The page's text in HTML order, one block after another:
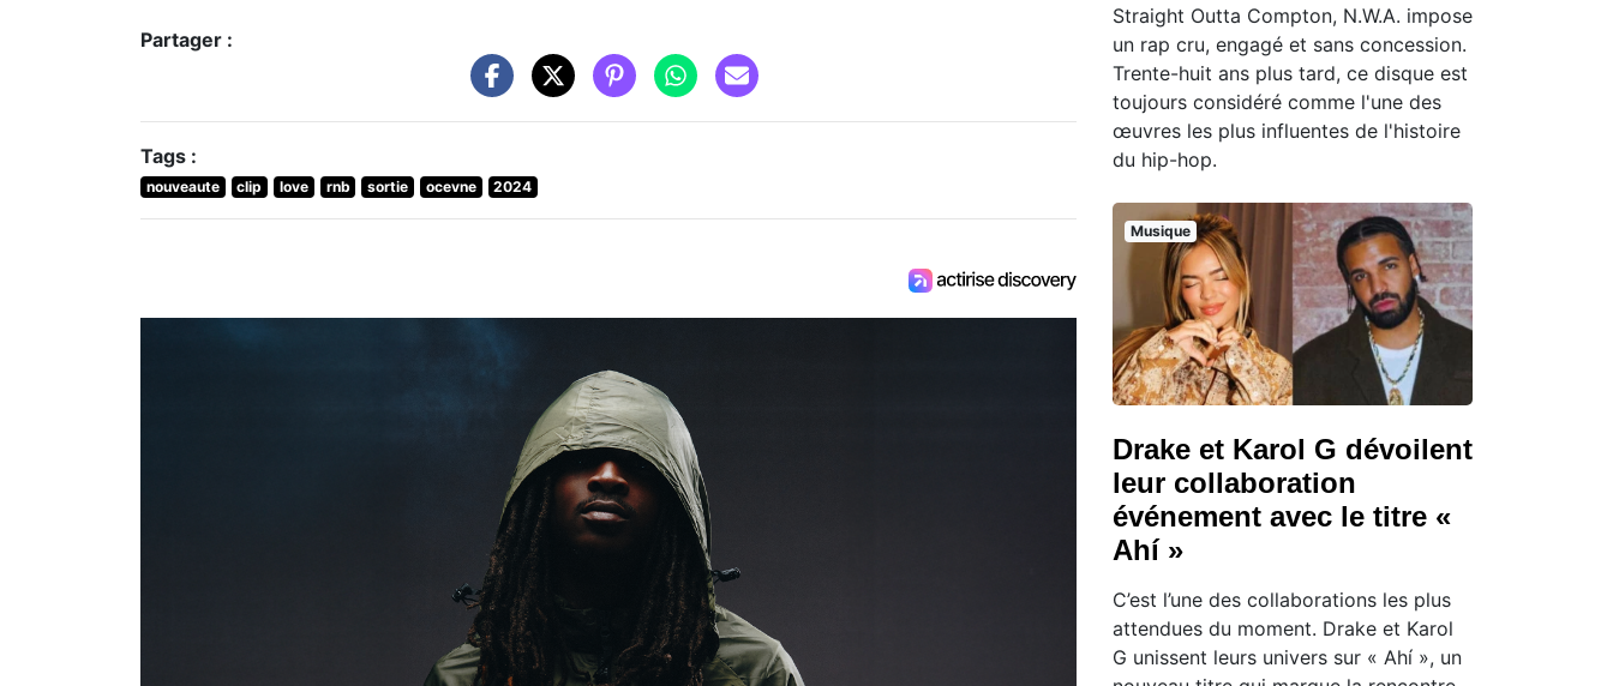
Partager :
Tags :
nouveaute clip love rnb sortie ocevne 2024
Straight Outta Compton, N.W.A. impose
un rap cru, engagé et sans concession.
Trente-huit ans plus tard, ce disque est
toujours considéré comme l'une des
œuvres les plus influentes de l'histoire
du hip-hop.
Musique
Drake et Karol G dévoilent
leur collaboration
événement avec le titre «
Ahí »
C’est l’une des collaborations les plus
attendues du moment. Drake et Karol
G unissent leurs univers sur « Ahí », un